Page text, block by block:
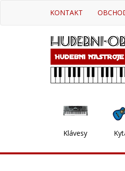
KONTAKT
Klávesy